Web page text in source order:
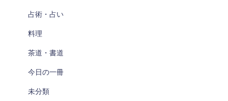
占術・占い
料理
茶道・書道
今日の一冊
未分類